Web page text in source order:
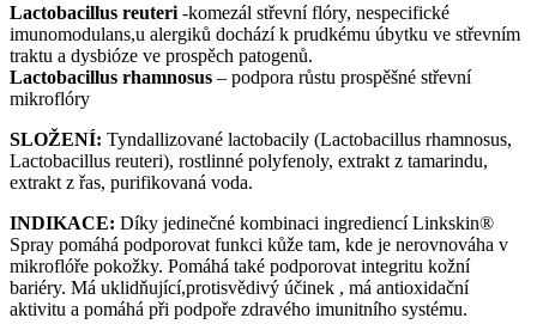
Lactobacillus reuteri -komezál střevní flóry, nespecifické
imunomodulans,u alergiků dochází k prudkému úbytku ve střevním
traktu a dysbióze ve prospěch patogenů.
Lactobacillus rhamnosus – podpora růstu prospěšné střevní
mikroflóry
SLOŽENÍ: Tyndallizované lactobacily (Lactobacillus rhamnosus,
Lactobacillus reuteri), rostlinné polyfenoly, extrakt z tamarindu,
extrakt z řas, purifikovaná voda.
INDIKACE: Díky jedinečné kombinaci ingrediencí Linkskin®
Spray pomáhá podporovat funkci kůže tam, kde je nerovnováha v
mikroflóře pokožky. Pomáhá také podporovat integritu kožní
bariéry. Má uklidňující,protisvědivý účinek , má antioxidační
aktivitu a pomáhá při podpoře zdravého imunitního systému.